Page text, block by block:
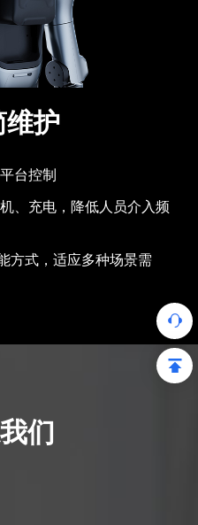
维护
台控制
、充电，降低人员介入频
方式，适应多种场景需
们